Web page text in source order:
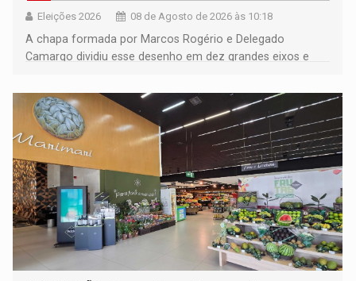
Eleições 2026 08 de Agosto de 2026 às 10:18
A chapa formada por Marcos Rogério e Delegado
Camargo dividiu esse desenho em dez grandes eixos e